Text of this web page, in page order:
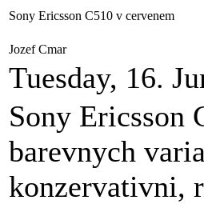
Sony Ericsson C510 v cervenem
Jozef Cmar
Tuesday, 16.
Sony Ericsson
barevnych
konzervativni,